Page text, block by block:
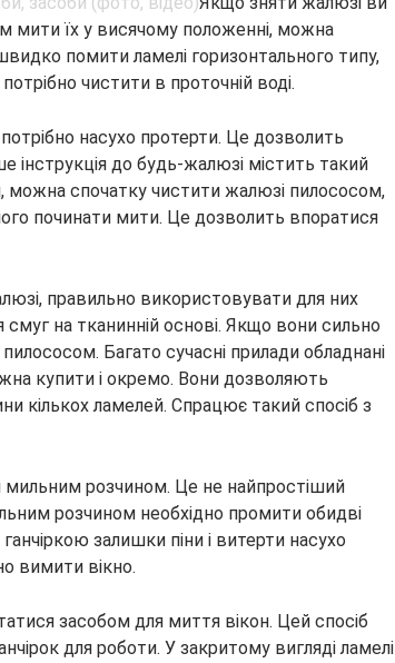
мити їх у висячому положенні, можна
помити ламелі горизонтального типу,
чистити в проточній воді.
потрібно насухо протерти. Це дозволить
інструкція до будь-жалюзі містить такий
можна спочатку чистити жалюзі пилососом,
починати мити. Це дозволить впоратися
правильно використовувати для них
на тканинній основі. Якщо вони сильно
Багато сучасні прилади обладнані
купити і окремо. Вони дозволяють
кількох ламелей. Спрацює такий спосіб з
розчином. Це не найпростіший
розчином необхідно промити обидві
залишки піни і витерти насухо
вимити вікно.
засобом для миття вікон. Цей спосіб
для роботи. У закритому вигляді ламелі